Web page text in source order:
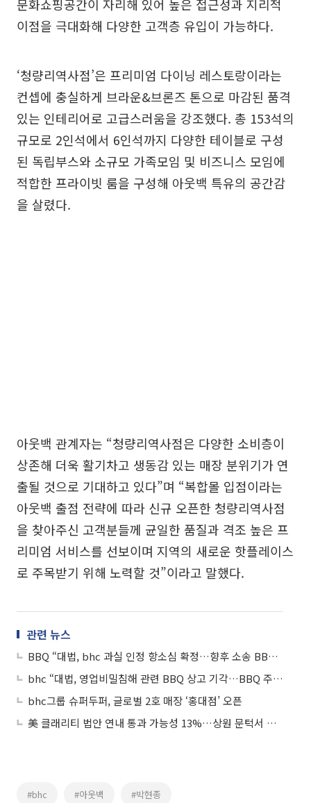
문화쇼핑공간이 자리해 있어 높은 접근성과 지리적
이점을 극대화해 다양한 고객층 유입이 가능하다.
‘청량리역사점’은 프리미엄 다이닝 레스토랑이라는
컨셉에 충실하게 브라운&브론즈 톤으로 마감된 품격
있는 인테리어로 고급스러움을 강조했다. 총 153석의
규모로 2인석에서 6인석까지 다양한 테이블로 구성
된 독립부스와 소규모 가족모임 및 비즈니스 모임에
적합한 프라이빗 룸을 구성해 아웃백 특유의 공간감
을 살렸다.
아웃백 관계자는 “청량리역사점은 다양한 소비층이
상존해 더욱 활기차고 생동감 있는 매장 분위기가 연
출될 것으로 기대하고 있다”며 “복합몰 입점이라는
아웃백 출점 전략에 따라 신규 오픈한 청량리역사점
을 찾아주신 고객분들께 균일한 품질과 격조 높은 프
리미엄 서비스를 선보이며 지역의 새로운 핫플레이스
로 주목받기 위해 노력할 것”이라고 말했다.
관련 뉴스
BBQ “대법, bhc 과실 인정 항소심 확정…향후 소송 BBQ가 주도권 가져”
bhc “대법, 영업비밀침해 관련 BBQ 상고 기각…BBQ 주장 사실 아냐”
bhc그룹 슈퍼두퍼, 글로벌 2호 매장 ‘홍대점’ 오픈
美 클래리티 법안 연내 통과 가능성 13%…상원 문턱서 제동
#bhc #아웃백 #박현종